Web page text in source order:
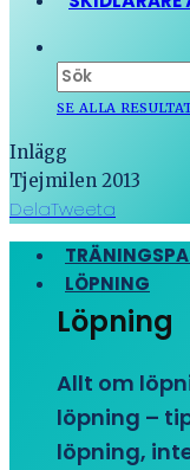
SE ALLA
Inlägg
Tjejmilen 2013
DelaTweeta
LÖPNING
Löpning
Allt om
löpning –
löpning,